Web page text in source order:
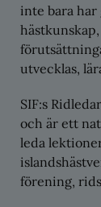
inte bara
utvecklas,
SIF:s
och är ett
leda
förening,